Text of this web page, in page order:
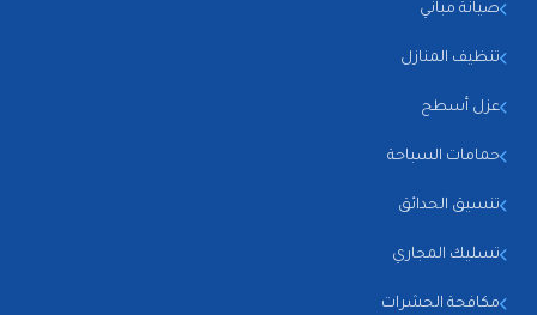
صيانة مباني
تنظيف المنازل
عزل أسطح
حمامات السباحة
تنسيق الحدائق
تسليك المجاري
مكافحة الحشرات